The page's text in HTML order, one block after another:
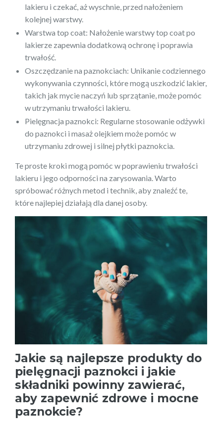
lakieru i czekać, aż wyschnie, przed nałożeniem
kolejnej warstwy.
Warstwa top coat: Nałożenie warstwy top coat po
lakierze zapewnia dodatkową ochronę i poprawia
trwałość.
Oszczędzanie na paznokciach: Unikanie codziennego
wykonywania czynności, które mogą uszkodzić lakier,
takich jak mycie naczyń lub sprzątanie, może pomóc
w utrzymaniu trwałości lakieru.
Pielęgnacja paznokci: Regularne stosowanie odżywki
do paznokci i masaż olejkiem może pomóc w
utrzymaniu zdrowej i silnej płytki paznokcia.
Te proste kroki mogą pomóc w poprawieniu trwałości
lakieru i jego odporności na zarysowania. Warto
spróbować różnych metod i technik, aby znaleźć te,
które najlepiej działają dla danej osoby.
Jakie są najlepsze produkty do
pielęgnacji paznokci i jakie
składniki powinny zawierać,
aby zapewnić zdrowe i mocne
paznokcie?